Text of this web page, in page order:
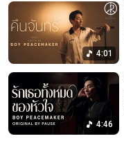
4:01
4:46